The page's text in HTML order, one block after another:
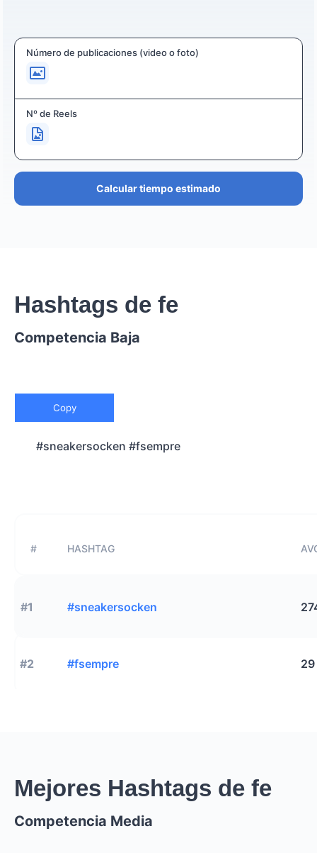
Número de publicaciones (video o foto)
Nº de Reels
Calcular tiempo estimado
Hashtags de fe
Competencia Baja
Copy
#sneakersocken #fsempre
# HASHTAG
#1 #sneakersocken
#2 #fsempre 29
Mejores Hashtags de fe
Competencia Media